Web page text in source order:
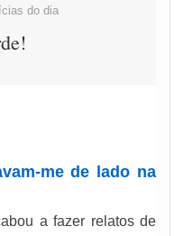
do dia
me de lado na
a fazer relatos de